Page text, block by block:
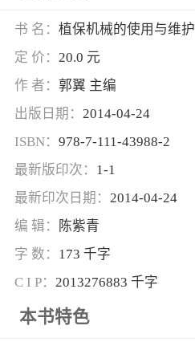
书 名： 植保机械的使用与维护
定 价： 20.0 元
作 者： 郭翼 主编
出版日期： 2014-04-24
ISBN： 978-7-111-43988-2
最新版印次： 1-1
最新印次日期： 2014-04-24
编 辑：
陈紫青
字 数： 173 千字
C I P： 2013276883 千字
本书特色